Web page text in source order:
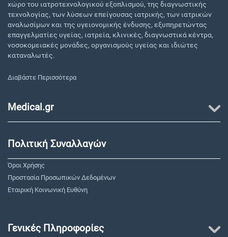
χώρο του ιατροτεχνολογικού εξοπλισμού, της διαγνωστικής
τεχνολογίας, των λύσεων επείγουσας ιατρικής, των ιατρικών
αναλωσίμων και της υγειονομικής ένδυσης, εξυπηρετώντας
επαγγελματίες υγείας, ιατρεία, κλινικές, διαγνωστικά κέντρα,
νοσοκομειακές μονάδες, οργανισμούς υγείας και ιδιώτες
καταναλωτές.
Διαβάστε Περισσότερα
Medical.gr
Πολιτική Συναλλαγών
Όροι Χρήσης
Προστασία Προσωπικών Δεδομένων
Εταιρική Κοινωνική Ευθύνη
"
Γενικές Πληροφορίες